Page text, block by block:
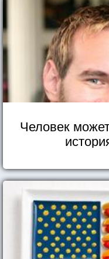
Человек